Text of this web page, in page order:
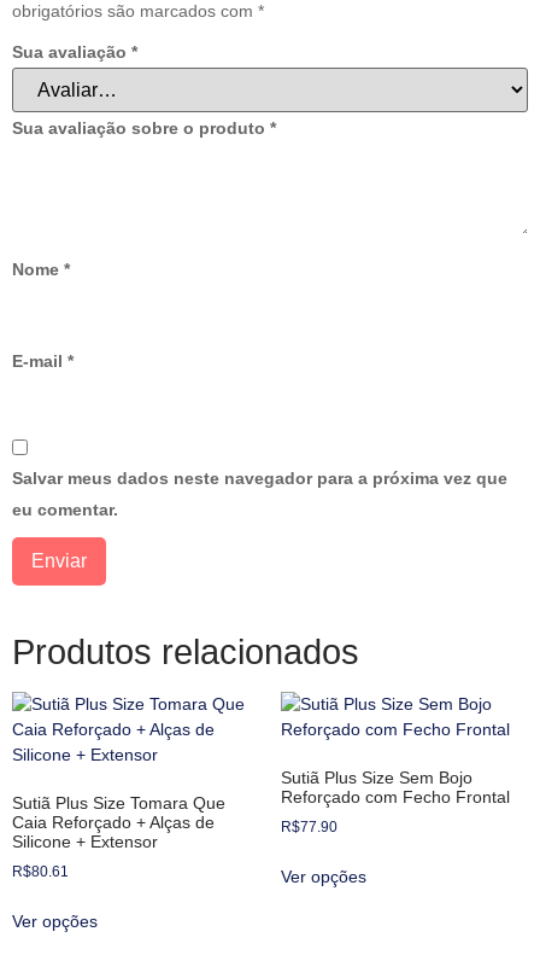
obrigatórios são marcados com *
Sua avaliação *
Sua avaliação sobre o produto *
Nome *
E-mail *
Salvar meus dados neste navegador para a próxima vez que
eu comentar.
Produtos relacionados
Sutiã Plus Size Tomara Que
Caia Reforçado + Alças de
Silicone + Extensor
R$80.61
Ver opções
Sutiã Plus Size Sem Bojo
Reforçado com Fecho Frontal
R$77.90
Ver opções